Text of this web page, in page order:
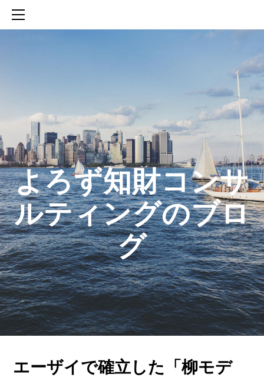
​よろず知財コンサ
ルティングのブロ
グ
エーザイで確立した「柳モデ
SERVICES
知財活動のROICへの貢献
生成AIを活用した知財戦略の策定方法
生成AIとの「壁打ち」で、新たな発明を創出する方法